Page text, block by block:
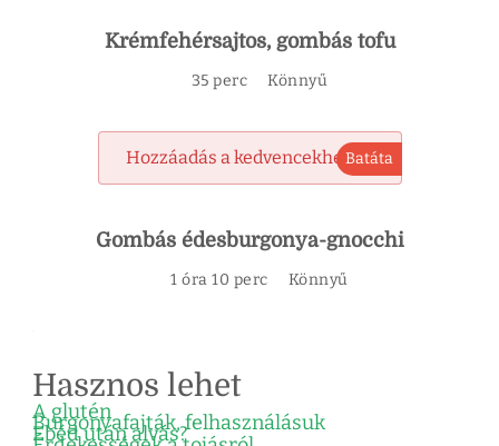
Krémfehérsajtos, gombás tofu
35 perc Könnyű
Hozzáadás a kedvencekhezBatáta
Gombás édesburgonya-gnocchi
1 óra 10 perc Könnyű
Hasznos lehet
A glutén
Burgonyafajták, felhasználásuk
Ebéd után alvás?